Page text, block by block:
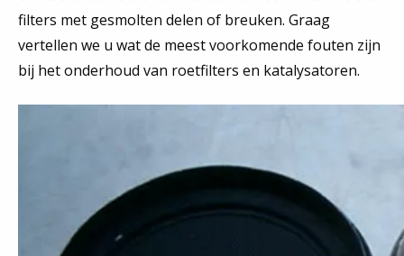
filters met gesmolten delen of breuken. Graag
vertellen we u wat de meest voorkomende fouten zijn
bij het onderhoud van roetfilters en katalysatoren.